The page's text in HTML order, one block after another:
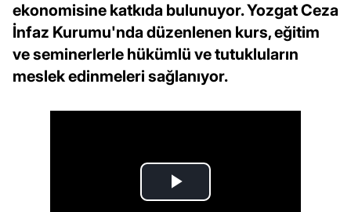
ekonomisine katkıda bulunuyor. Yozgat Ceza
İnfaz Kurumu'nda düzenlenen kurs, eğitim
ve seminerlerle hükümlü ve tutukluların
meslek edinmeleri sağlanıyor.